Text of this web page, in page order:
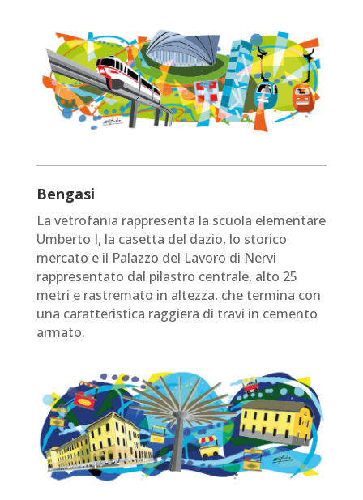
Bengasi
La vetrofania rappresenta la scuola elementare
Umberto I, la casetta del dazio, lo storico
mercato e il Palazzo del Lavoro di Nervi
rappresentato dal pilastro centrale, alto 25
metri e rastremato in altezza, che termina con
una caratteristica raggiera di travi in cemento
armato.